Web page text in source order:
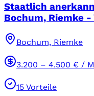
Staatlich
Bochum, Riemke
Bochum, Riemke
3.200 – 4.500 € /
15 Vorteile